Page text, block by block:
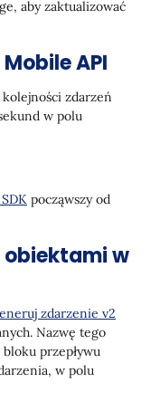
aby zaktualizować
API
zdarzeń
w polu
począwszy od
obiektami w
zdarzenie v2
Nazwę tego
przepływu
w polu